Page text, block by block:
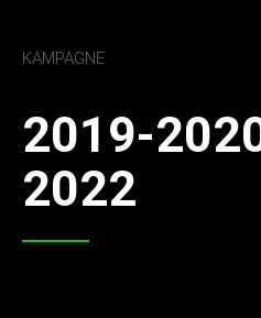
KAMPAGNE
2019-
2022